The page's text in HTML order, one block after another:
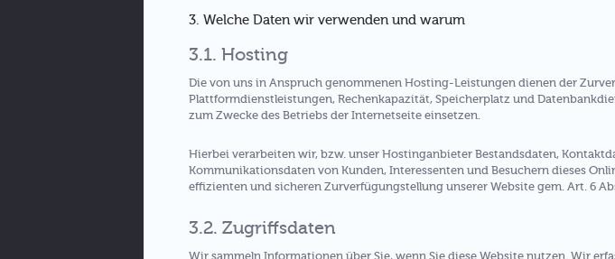
3. Welche Daten wir verwenden und warum
3.1. Hosting
Die von uns in Anspruch genommenen Hosting-Leistungen dienen der
Plattformdienstleistungen, Rechenkapazität, Speicherplatz und
zum Zwecke des Betriebs der Internetseite einsetzen.
Hierbei verarbeiten wir, bzw. unser Hostinganbieter Bestandsdaten,
Kommunikationsdaten von Kunden, Interessenten und Besuchern dieses
effizienten und sicheren Zurverfügungstellung unserer Website gem. Art. 6 Abs.
3.2. Zugriffsdaten
Wir sammeln Informationen über Sie, wenn Sie diese Website nutzen. Wir